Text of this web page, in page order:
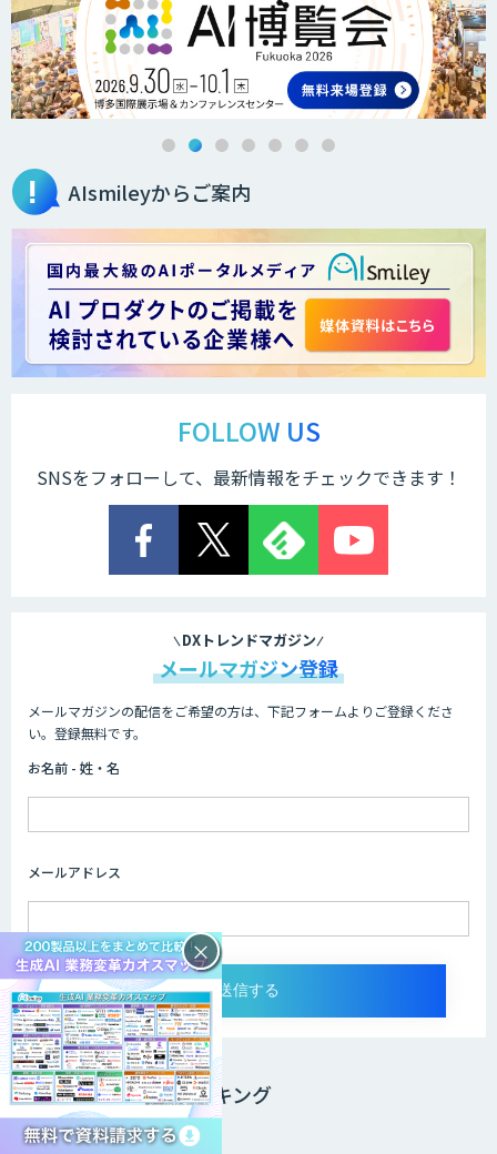
AIsmileyからご案内
FOLLOW US
SNSをフォローして、最新情報をチェックできます！
DXトレンドマガジン
メールマガジン登録
メールマガジンの配信をご希望の方は、下記フォームよりご登録くださ
い。登録無料です。
お名前 - 姓・名
メールアドレス
ニュースPVランキング
×